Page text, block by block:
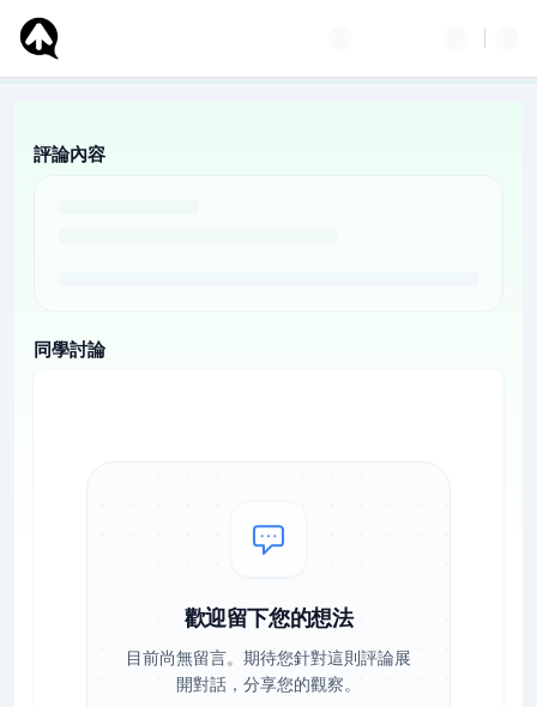
評論內容
同學討論
歡迎留下您的想法
目前尚無留言。期待您針對這則評論展
開對話，分享您的觀察。